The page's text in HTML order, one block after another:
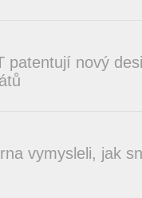
patentují nový
vymysleli, jak